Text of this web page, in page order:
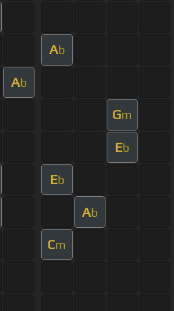
Ab
Ab
Gm
Eb
Eb
Ab
Cm